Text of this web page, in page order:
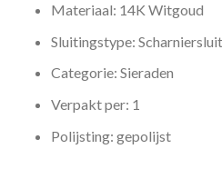
Materiaal: 14K Witgoud
Sluitingstype:
Categorie: Sieraden
Verpakt per: 1
Polijsting: gepolijst